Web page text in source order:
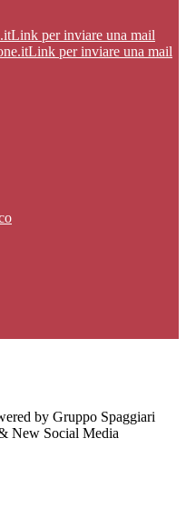
Link per inviare una mail
Link per inviare una mail
by Gruppo Spaggiari
New Social Media